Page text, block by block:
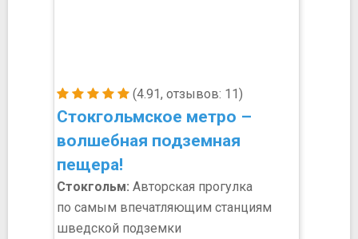
(4.91, отзывов: 11)
Стокгольмское метро –
волшебная подземная
пещера!
Стокгольм: Авторская прогулка
по самым впечатляющим станциям
шведской подземки